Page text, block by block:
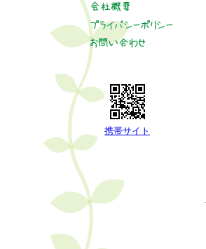
携帯サイト